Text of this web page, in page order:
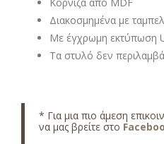
Διακοσμημένα με
Με έγχρωμη εκτύπωση
Τα στυλό δεν
* Για μια πιο άμεση
να μας βρείτε στο